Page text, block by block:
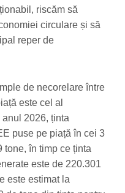
riscăm să
circulare și să
reper de
de necorelare între
este cel al
2026, ținta
puse pe piață în cei 3
în timp ce ținta
este de 220.301
este estimat la